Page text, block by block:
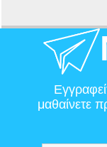
μαθαίνετε